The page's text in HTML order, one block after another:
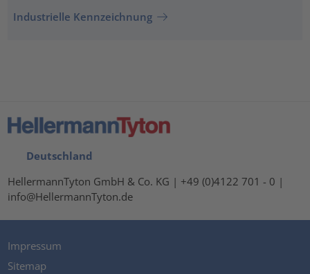
Industrielle Kennzeichnung
Deutschland
HellermannTyton GmbH & Co. KG | +49 (0)4122 701 - 0 |
info@HellermannTyton.de
Impressum
Sitemap